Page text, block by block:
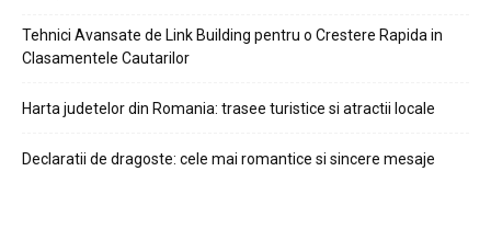
Tehnici Avansate de Link Building pentru o Crestere Rapida in
Clasamentele Cautarilor
Harta judetelor din Romania: trasee turistice si atractii locale
Declaratii de dragoste: cele mai romantice si sincere mesaje